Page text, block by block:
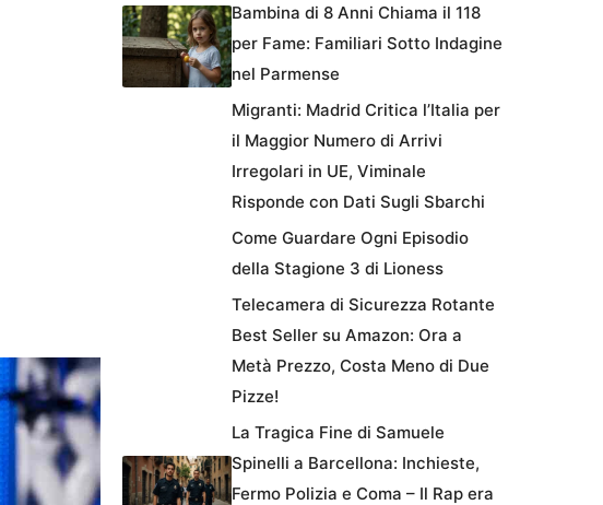
Bambina di 8 Anni Chiama il 118
per Fame: Familiari Sotto Indagine
nel Parmense
Migranti: Madrid Critica l’Italia per
il Maggior Numero di Arrivi
Irregolari in UE, Viminale
Risponde con Dati Sugli Sbarchi
Come Guardare Ogni Episodio
della Stagione 3 di Lioness
Telecamera di Sicurezza Rotante
Best Seller su Amazon: Ora a
Metà Prezzo, Costa Meno di Due
Pizze!
La Tragica Fine di Samuele
Spinelli a Barcellona: Inchieste,
Fermo Polizia e Coma – Il Rap era